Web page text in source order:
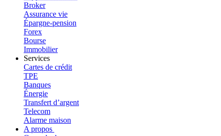
Broker
Assurance vie
Épargne-pension
Forex
Bourse
Immobilier
Services
Cartes de crédit
TPE
Banques
Énergie
Transfert d’argent
Telecom
Alarme maison
A propos